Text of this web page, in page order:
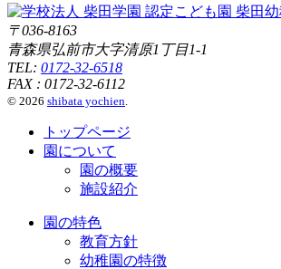
〒036-8163
青森県弘前市大字清原1丁目1-1
TEL: 0172-32-6518
FAX : 0172-32-6112
© 2026 shibata yochien
トップページ
園について
園の概要
施設紹介
園の特色
教育方針
幼稚園の特徴